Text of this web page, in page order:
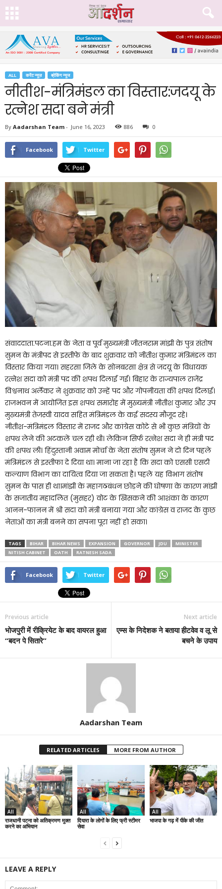
ALL करेंट न्यूज़ ब्रेकिंग न्यूज
नीतीश-मंत्रिमंडल का विस्तार:जदयू के
रत्नेश सदा बने मंत्री
By Aadarshan Team - June 16, 2023 886 0
Facebook Twitter
संवाददाता.पटना.हम के नेता व पूर्व मुख्यमंत्री जीतनराम मांझी के पुत्र संतोष
सुमन के मंत्रीपद से इस्तीफे के बाद शुक्रवार को नीतीश कुमार मंत्रिमंडल का
विस्तार किया गया। सहरसा जिले के सोनबरसा क्षेत्र से जदयू के विधायक
रत्नेश सदा को मंत्री पद की शपथ दिलाई गई। बिहार के राज्यपाल राजेंद्र
विश्वनाथ अर्लेकर ने शुक्रवार को उन्हें पद और गोपनीयता की शपथ दिलाई।
राजभवन में आयोजित इस शपथ समारोह में मुख्यमंत्री नीतीश कुमार और उप
मुख्यमंत्री तेजस्वी यादव सहित मंत्रिमंडल के कई सदस्य मौजूद रहे।
नीतीश-मंत्रिमंडल विस्तार में राजद और कांग्रेस कोटे से भी कुछ मंत्रियों के
शपथ लेने की अटकलें चल रही थी। लेकिन सिर्फ रत्नेश सदा ने ही मंत्री पद
की शपथ ली। हिंदुस्तानी अवाम मोर्चा के नेता संतोष सुमन ने दो दिन पहले
मंत्रिमंडल से इस्तीफा दे दिया था। माना जा रहा है कि सदा को एससी एसटी
कल्याण विभाग का दायित्व दिया जा सकता है। पहले यह विभाग संतोष
सुमन के पास ही था।मांझी के महागठबंधन छोड़ने की घोषणा के कारण मांझी
के सजातीय महादलित (मुसहर) वोट के खिसकने की आशंका के कारण
आनन-फानन में श्री सदा को मंत्री बनाया गया और कांग्रेस व राजद के कुछ
नेताओं का मंत्री बनने का सपना पूरा नहीं हो सका।
TAGS BIHAR BIHAR NEWS EXPANSION GOVERNOR JDU
MINISTER
NITISH CABINET
OATH RATNESH SADA
Facebook Twitter
Previous article
भोजपुरी में रीक्रियेट के बाद वायरल हुआ
“बदन पे सितारे”
Next article
एम्स के निदेशक ने बताया हीटवेव व लू से
बचने के उपाय
Aadarshan Team
RELATED ARTICLES MORE FROM AUTHOR
All
राजधानी पटना को अतिक्रमण मुक्त
करने का अभियान
All
दियारा के लोगों के लिए फ्री स्टीमर
सेवा
All
भाजपा के गढ़ में पीके की जीत
LEAVE A REPLY